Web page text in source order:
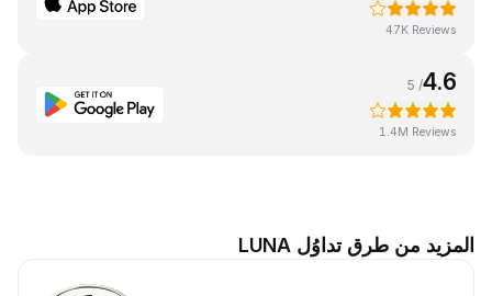
47K Reviews
4.6
/ 5
1.4M Reviews
المزيد من طرق تداوُل LUNA